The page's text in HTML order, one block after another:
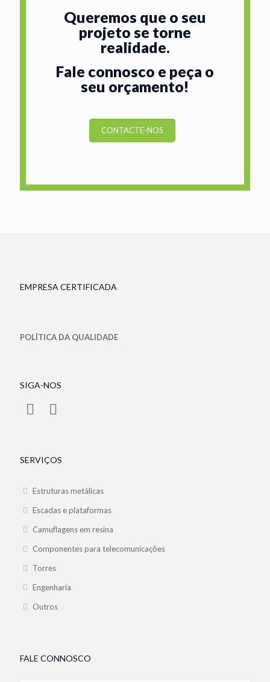
Queremos que o seu
projeto se torne
realidade.
Fale connosco e peça o
seu orçamento!
CONTACTE-NOS
EMPRESA CERTIFICADA
POLÍTICA DA QUALIDADE
SIGA-NOS
SERVIÇOS
Estruturas metálicas
Escadas e plataformas
Camuflagens em resina
Componentes para telecomunicações
Torres
Engenharia
Outros
FALE CONNOSCO